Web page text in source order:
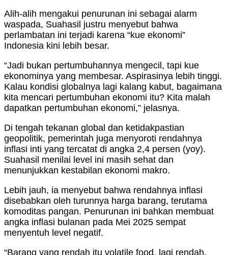
Alih-alih mengakui penurunan ini sebagai alarm
waspada, Suahasil justru menyebut bahwa
perlambatan ini terjadi karena “kue ekonomi”
Indonesia kini lebih besar.
“Jadi bukan pertumbuhannya mengecil, tapi kue
ekonominya yang membesar. Aspirasinya lebih tinggi.
Kalau kondisi globalnya lagi kalang kabut, bagaimana
kita mencari pertumbuhan ekonomi itu? Kita malah
dapatkan pertumbuhan ekonomi,” jelasnya.
Di tengah tekanan global dan ketidakpastian
geopolitik, pemerintah juga menyoroti rendahnya
inflasi inti yang tercatat di angka 2,4 persen (yoy).
Suahasil menilai level ini masih sehat dan
menunjukkan kestabilan ekonomi makro.
Lebih jauh, ia menyebut bahwa rendahnya inflasi
disebabkan oleh turunnya harga barang, terutama
komoditas pangan. Penurunan ini bahkan membuat
angka inflasi bulanan pada Mei 2025 sempat
menyentuh level negatif.
“Barang yang rendah itu volatile food, lagi rendah.